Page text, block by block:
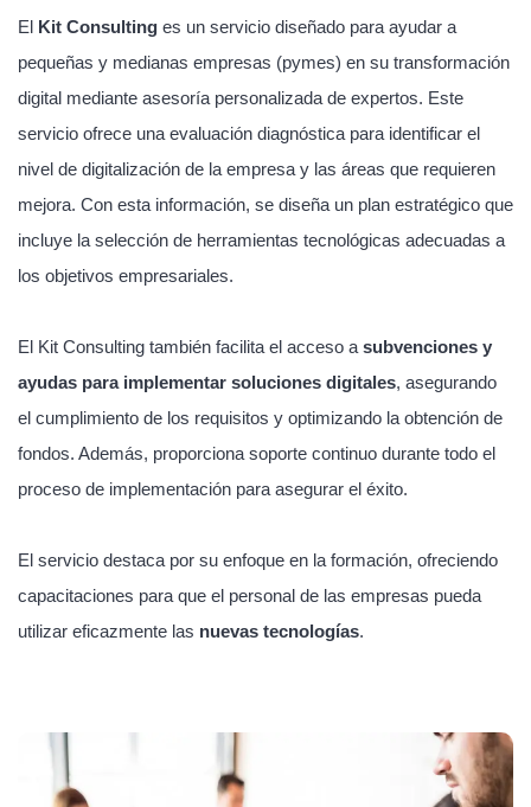
El Kit Consulting es un servicio diseñado para ayudar a
pequeñas y medianas empresas (pymes) en su transformación
digital mediante asesoría personalizada de expertos. Este
servicio ofrece una evaluación diagnóstica para identificar el
nivel de digitalización de la empresa y las áreas que requieren
mejora. Con esta información, se diseña un plan estratégico que
incluye la selección de herramientas tecnológicas adecuadas a
los objetivos empresariales.
El Kit Consulting también facilita el acceso a subvenciones y
ayudas para implementar soluciones digitales, asegurando
el cumplimiento de los requisitos y optimizando la obtención de
fondos. Además, proporciona soporte continuo durante todo el
proceso de implementación para asegurar el éxito.
El servicio destaca por su enfoque en la formación, ofreciendo
capacitaciones para que el personal de las empresas pueda
utilizar eficazmente las nuevas tecnologías.